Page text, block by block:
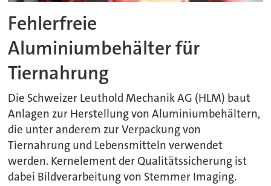
Fehlerfreie
Aluminiumbehälter für
Tiernahrung
Die Schweizer Leuthold Mechanik AG (HLM) baut
Anlagen zur Herstellung von Aluminiumbehältern,
die unter anderem zur Verpackung von
Tiernahrung und Lebensmitteln verwendet
werden. Kernelement der Qualitätssicherung ist
dabei Bildverarbeitung von Stemmer Imaging.